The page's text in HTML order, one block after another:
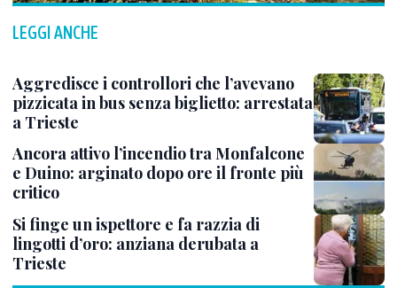
LEGGI ANCHE
Aggredisce i controllori che l’avevano
pizzicata in bus senza biglietto: arrestata
a Trieste
Ancora attivo l’incendio tra Monfalcone
e Duino: arginato dopo ore il fronte più
critico
Si finge un ispettore e fa razzia di
lingotti d’oro: anziana derubata a
Trieste